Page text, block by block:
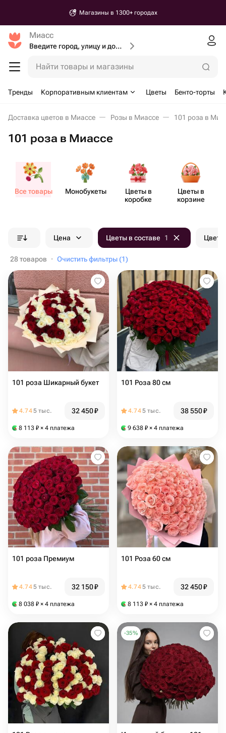
Магазины в 1300+ городах
Миасс
Введите город, улицу и дом доставки
Найти товары и магазины
Тренды Корпоративным клиентам Цветы Бенто-торты
Доставка цветов в Миассе Розы в Миассе 101 роза в
101 роза в Миассе
Все товары Моно​букеты
Цветы в
коробке
Цветы в
корзине
Цена Цветы в составе 1 Цвет
28 товаров · Очистить фильтры (1)
101 роза Шикарный букет
4.745 тыс. 32 450₽
8 113 ₽ × 4 платежа
101 Роза 80 см
4.745 тыс. 38 550₽
9 638 ₽ × 4 платежа
101 роза Премиум
4.745 тыс. 32 150₽
8 038 ₽ × 4 платежа
101 Роза 60 см
4.745 тыс. 32 450₽
8 113 ₽ × 4 платежа
-35%